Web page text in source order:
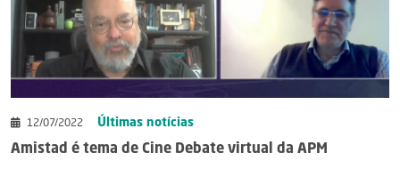
12/07/2022 Últimas notícias
Amistad é tema de Cine Debate virtual da APM